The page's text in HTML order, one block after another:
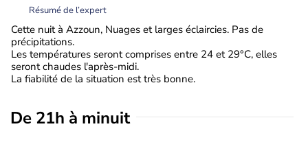
Résumé de l’expert
Cette nuit à Azzoun, Nuages et larges éclaircies. Pas de
précipitations.
Les températures seront comprises entre 24 et 29°C, elles
seront chaudes l'après-midi.
La fiabilité de la situation est très bonne.
De 21h à minuit